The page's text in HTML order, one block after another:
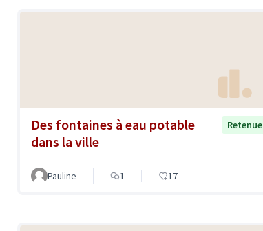
Des fontaines à eau potable
dans la ville
Retenue
Pauline 1 17